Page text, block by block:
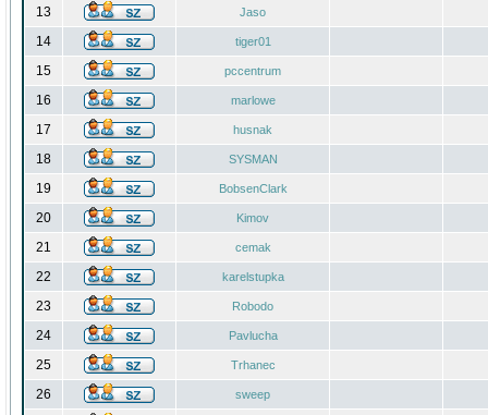
13 Jaso
14 tiger01
15 pccentrum
16 marlowe
17 husnak
18 SYSMAN
19 BobsenClark
20 Kimov
21 cemak
22 karelstupka
23 Robodo
24 Pavlucha
25 Trhanec
26 sweep